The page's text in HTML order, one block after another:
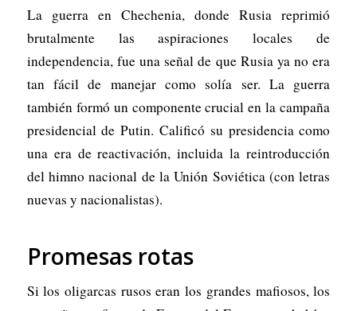
La guerra en Chechenia, donde Rusia reprimió
brutalmente las aspiraciones locales de
independencia, fue una señal de que Rusia ya no era
tan fácil de manejar como solía ser. La guerra
también formó un componente crucial en la campaña
presidencial de Putin. Calificó su presidencia como
una era de reactivación, incluida la reintroducción
del himno nacional de la Unión Soviética (con letras
nuevas y nacionalistas).
Promesas rotas
Si los oligarcas rusos eran los grandes mafiosos, los